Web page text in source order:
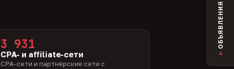
3 931
CPA- и affiliate-сети
CPA-сети и партнёрские сети с
ОБЪЯВЛЕНИЯ
4